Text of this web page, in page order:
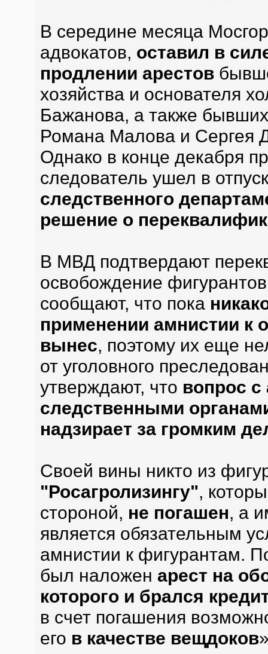
В середине месяца
адвокатов, оставил в
продлении арестов
хозяйства и основателя
Бажанова, а также
Романа Малова и Сергея
Однако в конце декабря
следователь ушел в
следственного
решение о
В МВД подтвердают
освобождение
сообщают, что пока
применении амнистии к
вынес, поэтому их еще
от уголовного
утверждают, что вопрос с
следственными
надзирает за громким
Своей вины никто из
"Росагролизингу",
стороной, не погашен, а
является обязательным
амнистии к фигурантам.
был наложен арест на
которого и брался
в счет погашения
его в качестве вещдоков